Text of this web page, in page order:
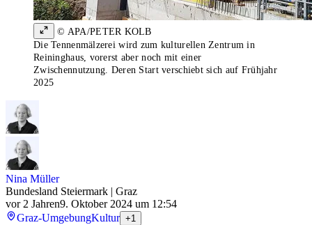
© APA/PETER KOLB
Die Tennenmälzerei wird zum kulturellen Zentrum in
Reininghaus, vorerst aber noch mit einer
Zwischennutzung. Deren Start verschiebt sich auf Frühjahr
2025
Nina Müller
Bundesland Steiermark | Graz
vor 2 Jahren9. Oktober 2024 um 12:54
Graz-UmgebungKultur +1